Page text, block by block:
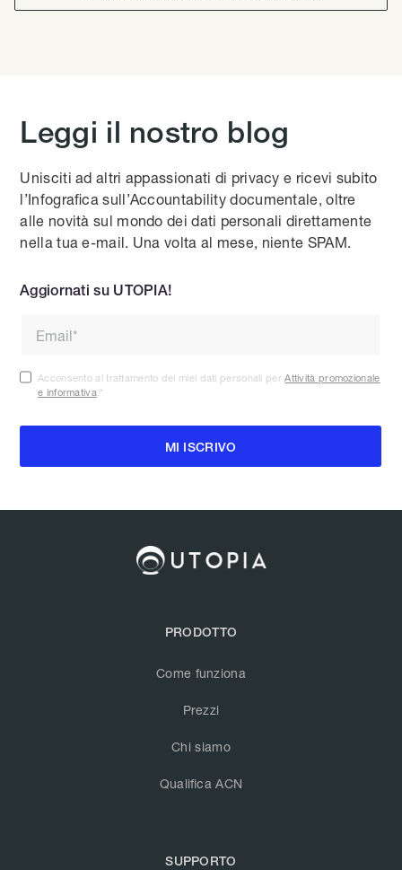
Leggi il nostro blog
Unisciti ad altri appassionati di privacy e ricevi subito
l’Infografica sull’Accountability documentale, oltre
alle novità sul mondo dei dati personali direttamente
nella tua e-mail. Una volta al mese, niente SPAM.
Aggiornati su UTOPIA!
Acconsento al trattamento dei miei dati personali perAttività promozionale
e informativa *
PRODOTTO
Come funziona
Prezzi
Chi siamo
Qualifica ACN
SUPPORTO